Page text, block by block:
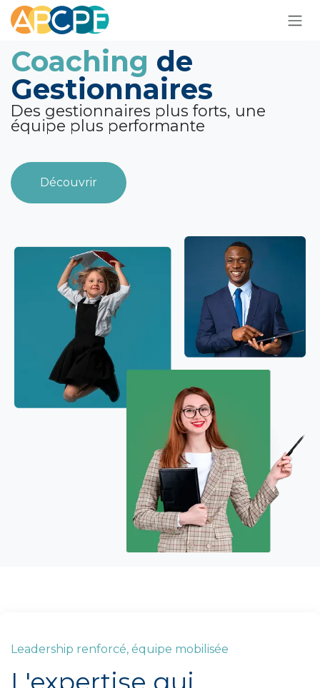
Se rendre au contenu
Coaching de
Gestionnaires
Des gestionnaires plus forts, une
équipe plus performante
Découvrir
Leadership renforcé, équipe mobilisée